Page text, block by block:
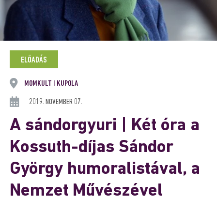
ELŐADÁS
MOMKULT KUPOLA
2019. NOVEMBER 07.
A sándorgyuri | Két óra a
Kossuth-díjas Sándor
György humoralistával, a
Nemzet Művészével